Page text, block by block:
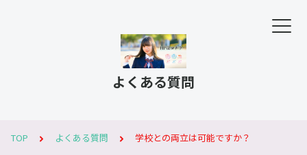
よくある質問
TOP よくある質問 学校との両立は可能ですか？